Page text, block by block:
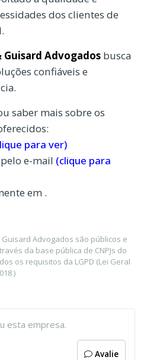
dos clientes de
Guisard Advogados busca
confiáveis e
saber mais sobre os
para ver)
e-mail (clique para
em .
Advogados são públicos e
da base pública de CNPJs do
os requisitos da LGPD (Lei Geral
)
esta empresa.
Avalie